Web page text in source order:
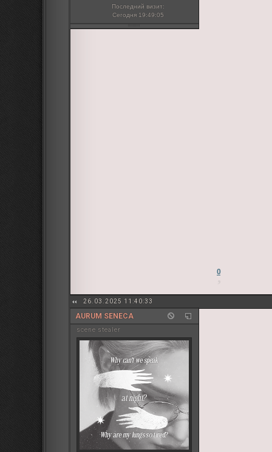
Последний визит:
Сегодня 19:49:05
0
26.03.2025 11:40:33
AURUM SENECA
sсene stealer